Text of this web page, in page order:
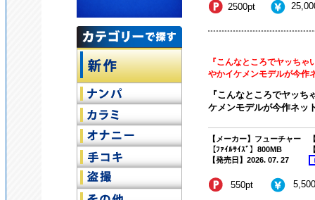
2500pt
『こんなところでヤッち
やかイケメンモデルが今作
『こんなところでヤッ
ケメンモデルが今作ネッ
【メーカー】フューチャー
【ﾌｧｲﾙｻｲｽﾞ】800MB
【発売日】2026. 07. 27
550pt